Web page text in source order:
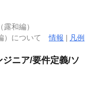
和編）
）について情報 | 凡例
ニア/要件定義/ソ